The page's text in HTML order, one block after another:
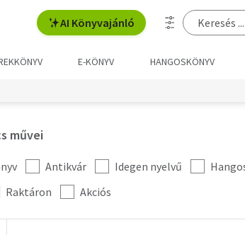
AI Könyvajánló
E-KÖNYV HANGOSKÖNYV
művei
Antikvár Idegen nyelvű
Raktáron Akciós